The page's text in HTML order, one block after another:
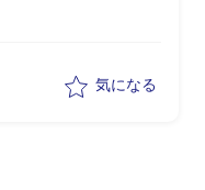
気になる